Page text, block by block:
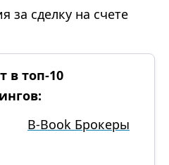
за сделку на счете
в топ-10
B-Book Брокеры